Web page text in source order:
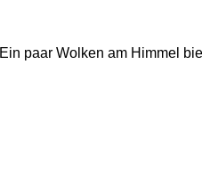
Ein paar Wolken am Himmel